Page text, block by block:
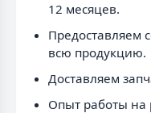
12 месяцев.
Предоставляем
всю продукцию.
Доставляем
Опыт работы